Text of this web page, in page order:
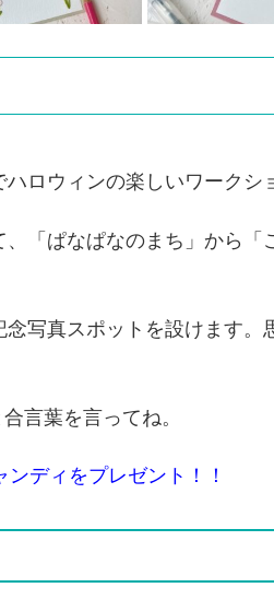
ロウィンの楽しいワークシ
「ぱなぱなのまち」から「
写真スポットを設けます。
言葉を言ってね。
ディをプレゼント！！